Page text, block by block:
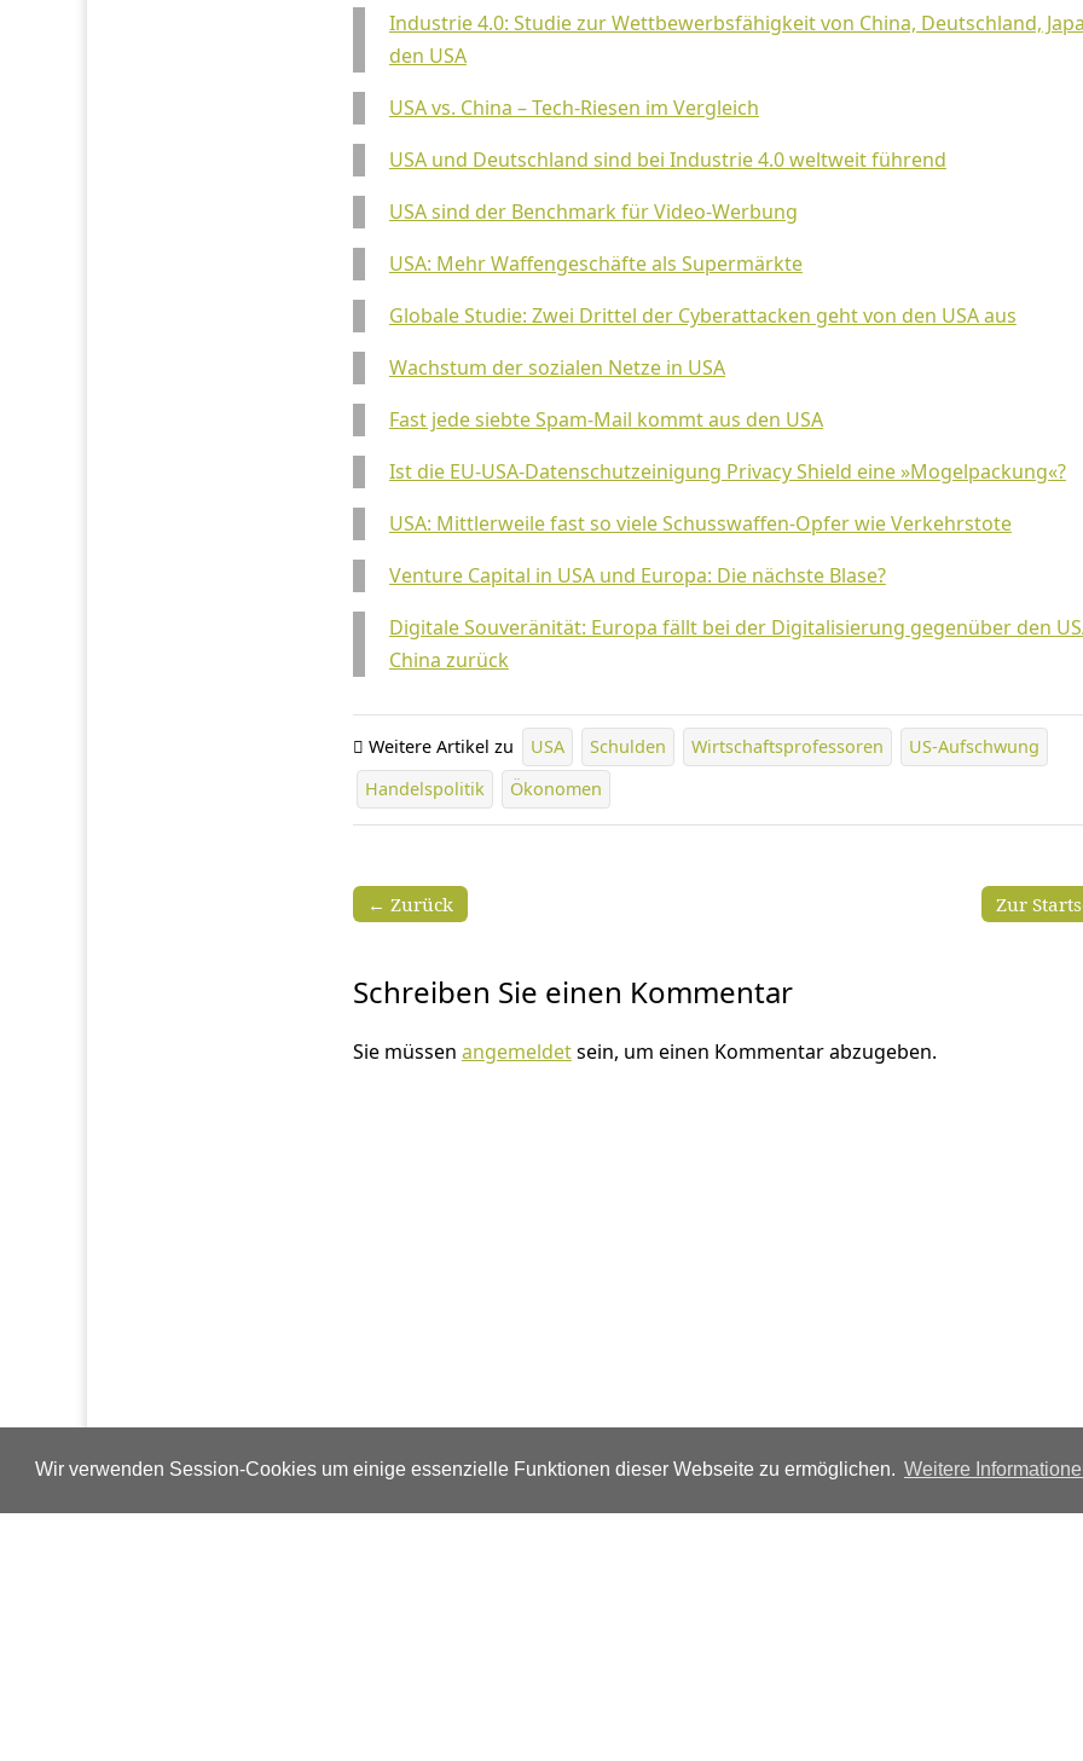
Wir verwenden Session-Cookies um einige essenzielle Funktionen dieser Webseite zu ermöglichen. Weitere
Industrie 4.0: Studie zur Wettbewerbsfähigkeit von China, Deutschland,
den USA
USA vs. China – Tech-Riesen im Vergleich
USA und Deutschland sind bei Industrie 4.0 weltweit führend
USA sind der Benchmark für Video-Werbung
USA: Mehr Waffengeschäfte als Supermärkte
Globale Studie: Zwei Drittel der Cyberattacken geht von den USA aus
Wachstum der sozialen Netze in USA
Fast jede siebte Spam-Mail kommt aus den USA
Ist die EU-USA-Datenschutzeinigung Privacy Shield eine »Mogelpackung«?
USA: Mittlerweile fast so viele Schusswaffen-Opfer wie Verkehrstote
Venture Capital in USA und Europa: Die nächste Blase?
Digitale Souveränität: Europa fällt bei der Digitalisierung gegenüber den
China zurück
Weitere Artikel zu USA Schulden Wirtschaftsprofessoren
US-Aufschwung
Handelspolitik
Ökonomen
Zur
← Zurück
Schreiben Sie einen Kommentar
Sie müssen angemeldetsein, um einen Kommentar abzugeben.